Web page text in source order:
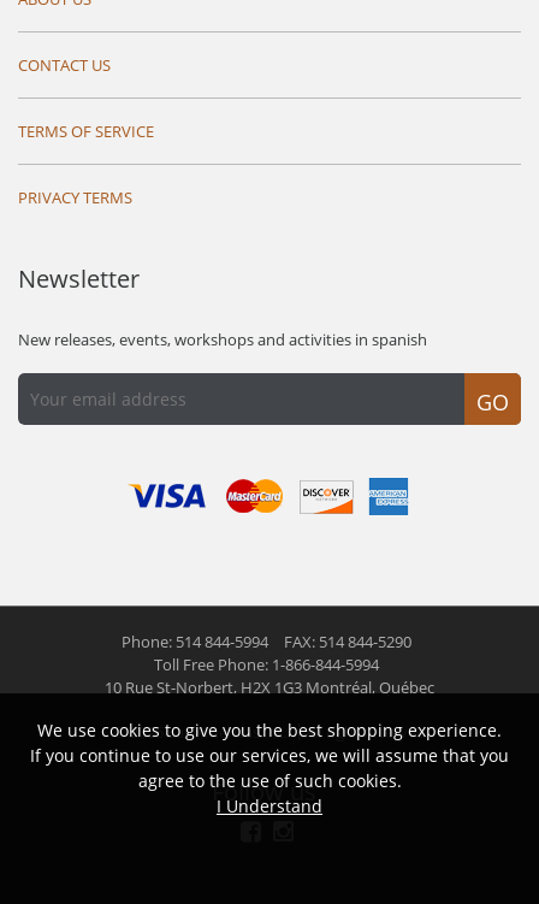
CONTACT US
TERMS OF SERVICE
PRIVACY TERMS
Newsletter
New releases, events, workshops and activities in spanish
GO
Phone: 514 844-5994
FAX: 514 844-5290
Toll Free Phone: 1-866-844-5994
10 Rue St-Norbert, H2X 1G3 Montréal, Québec
© 2026 Las Americas inc. All right reserved
Follow us
We use cookies to give you the best shopping experience.
If you continue to use our services, we will assume that you
agree to the use of such cookies.
I Understand